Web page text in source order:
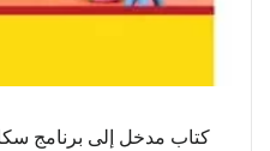
كتاب مدخل إلى برنامج